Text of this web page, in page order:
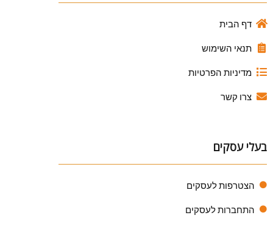
דף הבית
תנאי השימוש
מדיניות הפרטיות
צרו קשר
בעלי עסקים
הצטרפות לעסקים
התחברות לעסקים